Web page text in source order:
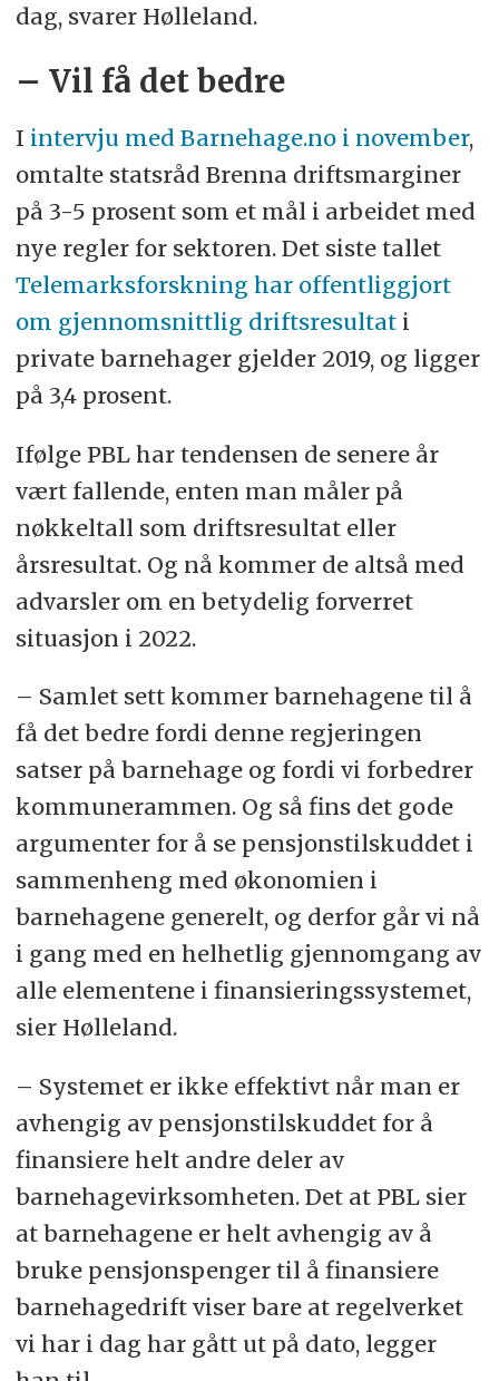
dag, svarer Hølleland.
– Vil få det bedre
I intervju med Barnehage.no i november,
omtalte statsråd Brenna driftsmarginer
på 3-5 prosent som et mål i arbeidet med
nye regler for sektoren. Det siste tallet
Telemarksforskning har offentliggjort
om gjennomsnittlig driftsresultati
private barnehager gjelder 2019, og ligger
på 3,4 prosent.
Ifølge PBL har tendensen de senere år
vært fallende, enten man måler på
nøkkeltall som driftsresultat eller
årsresultat. Og nå kommer de altså med
advarsler om en betydelig forverret
situasjon i 2022.
– Samlet sett kommer barnehagene til å
få det bedre fordi denne regjeringen
satser på barnehage og fordi vi forbedrer
kommunerammen. Og så fins det gode
argumenter for å se pensjonstilskuddet i
sammenheng med økonomien i
barnehagene generelt, og derfor går vi nå
i gang med en helhetlig gjennomgang av
alle elementene i finansieringssystemet,
sier Hølleland.
– Systemet er ikke effektivt når man er
avhengig av pensjonstilskuddet for å
finansiere helt andre deler av
barnehagevirksomheten. Det at PBL sier
at barnehagene er helt avhengig av å
bruke pensjonspenger til å finansiere
barnehagedrift viser bare at regelverket
vi har i dag har gått ut på dato, legger